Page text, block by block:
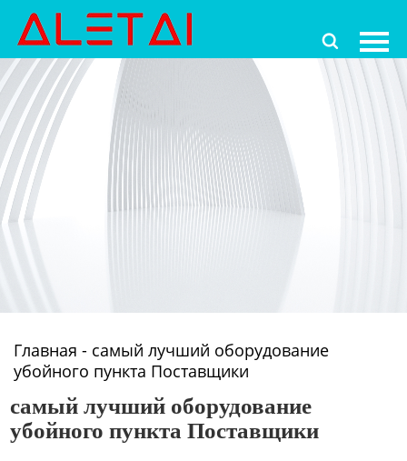

Главная
Продукция
Новости
О Hас
Контакты
Главная - самый лучший оборудование
убойного пункта Поставщики
самый лучший оборудование
убойного пункта Поставщики